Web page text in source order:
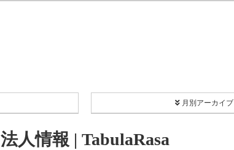
月別アーカイブ
法人情報 | TabulaRasa